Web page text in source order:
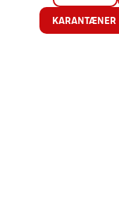
KARANTÆNER